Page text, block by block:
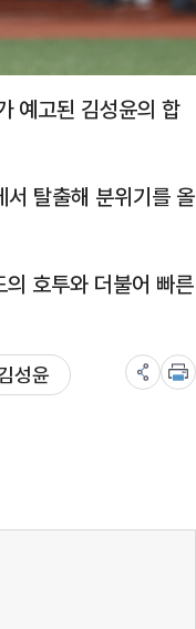
예고된 김성윤의 합
탈출해 분위기를 올
호투와 더불어 빠른
성윤